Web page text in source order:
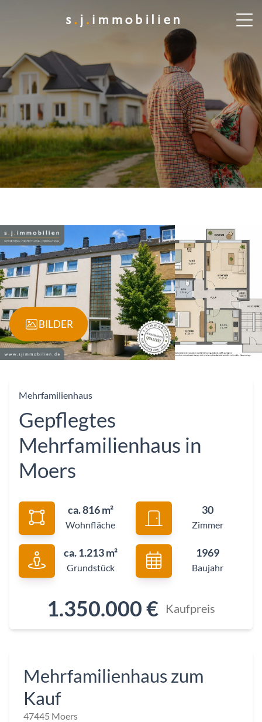
BILDER
Mehrfamilienhaus
Gepflegtes
Mehrfamilienhaus in
Moers
ca. 816 m²
Wohnfläche
30
Zimmer
ca. 1.213 m²
Grundstück
1969
Baujahr
1.350.000 € Kaufpreis
Mehrfamilienhaus zum
Kauf
47445 Moers